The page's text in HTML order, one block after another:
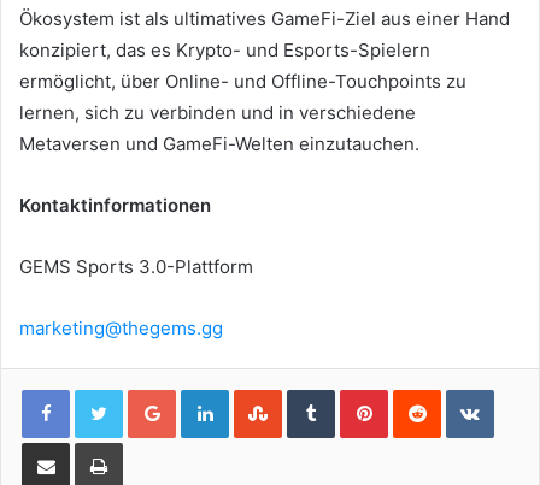
Ökosystem ist als ultimatives GameFi-Ziel aus einer Hand
konzipiert, das es Krypto- und Esports-Spielern
ermöglicht, über Online- und Offline-Touchpoints zu
lernen, sich zu verbinden und in verschiedene
Metaversen und GameFi-Welten einzutauchen.
Kontaktinformationen
GEMS Sports 3.0-Plattform
marketing@thegems.gg
Google+LinkedInStumbleUpon
TumblrPinterestReddit
Share via Email Print